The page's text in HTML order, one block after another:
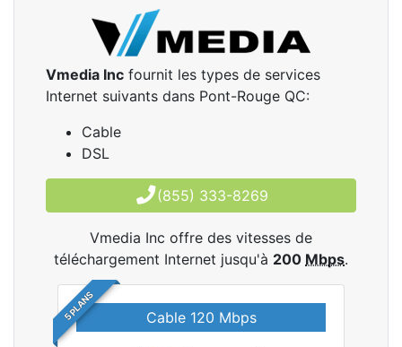
Vmedia Inc fournit les types de services
Internet suivants dans Pont-Rouge QC:
Cable
DSL
(855) 333-8269
Vmedia Inc offre des vitesses de
téléchargement Internet jusqu'à 200 Mbps.
5 PLANS Cable 120 Mbps